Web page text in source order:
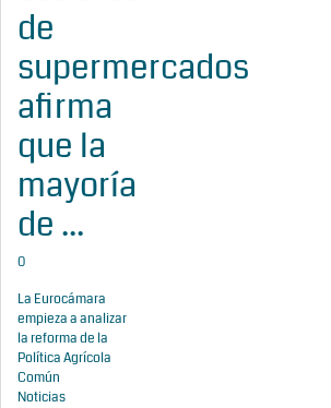
de
supermercados
afirma
que la
mayoría
de ...
0
La Eurocámara
empieza a analizar
la reforma de la
Política Agrícola
Común
Noticias